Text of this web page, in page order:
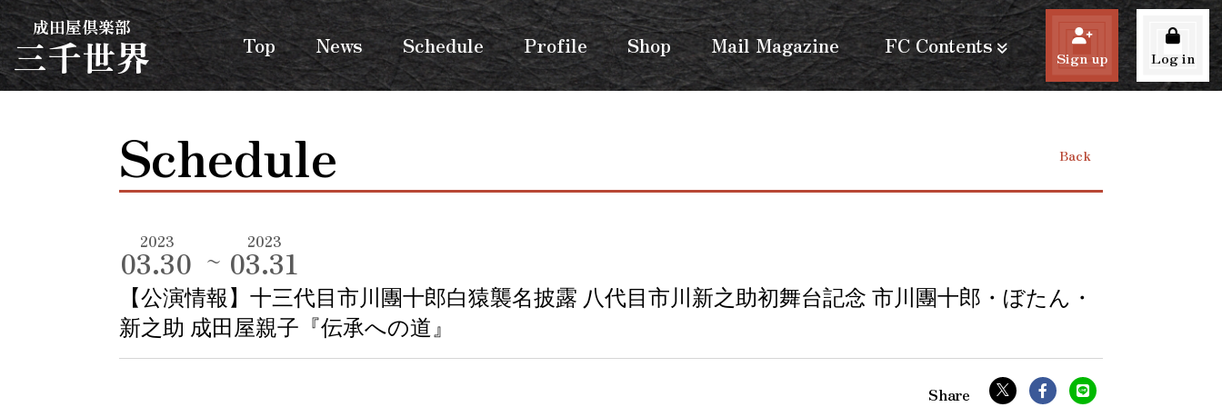
成田屋倶楽部
三千世界 Top News Schedule Profile Shop Mail Magazine FC Contents Sign up Log in
Schedule Back
2023
03.30
2023
03.31
【公演情報】十三代目市川團十郎白猿襲名披露 八代目市川新之助初舞台記念 市川團十郎・ぼたん・
新之助 成田屋親子『伝承への道』